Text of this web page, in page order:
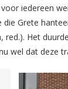
iedereen
Grete
red.). Het
wel dat deze